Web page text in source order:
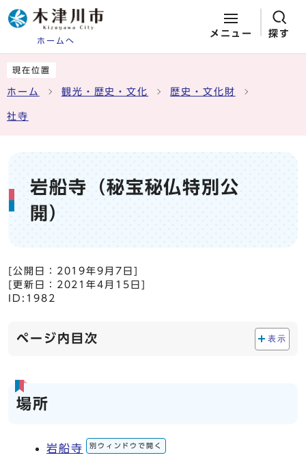
ホームへ
メニュー 探す
現在位置
ホーム 観光・歴史・文化 歴史・文化財
社寺
岩船寺（秘宝秘仏特別公
開）
[公開日： 2019年9月7日
[更新日： 2021年4月15日
ID:1982
ページ内目次 表示
場所
岩船寺 別ウィンドウで開く